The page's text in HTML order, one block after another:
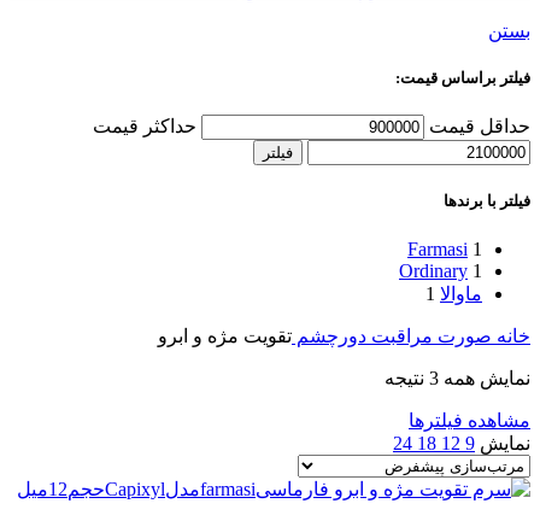
بستن
فیلتر براساس قیمت:
حداقل قیمت حداکثر قیمت
فیلتر
فیلتر با برندها
Farmasi 1
Ordinary 1
ماوالا 1
خانه صورت مراقبت دورچشم تقویت مژه و ابرو
نمایش همه 3 نتیجه
مشاهده فیلترها
نمایش 9
12
18
24